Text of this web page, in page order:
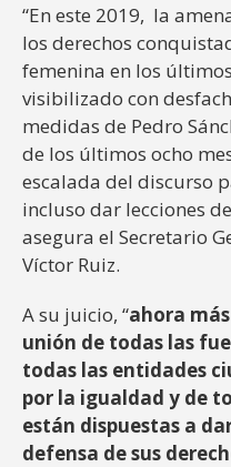
“En este 2019, la
los derechos
femenina en los
visibilizado con
medidas de Pedro
de los últimos ocho
escalada del discurso
incluso dar lecciones
asegura el Secretario
Víctor Ruiz.
A su juicio, “ahora
unión de todas las
todas las entidades
por la igualdad y de
están dispuestas a
defensa de sus